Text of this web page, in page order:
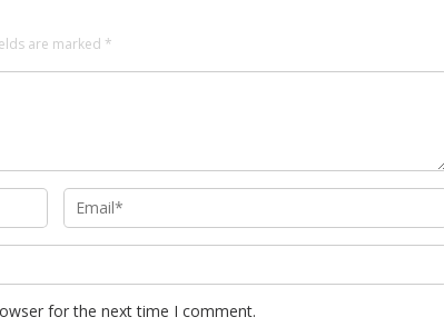
are marked *
for the next time I comment.